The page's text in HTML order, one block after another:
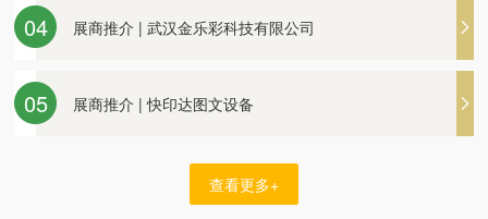
04 展商推介 | 武汉金乐彩科技有限公司
05
展商推介 | 快印达图文设备
展商推介 | 快印达图文设备
查看更多+